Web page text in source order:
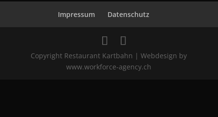
Impressum Datenschutz
Copyright Restaurant Kartbahn | Webdesign by
www.workforce-agency.ch